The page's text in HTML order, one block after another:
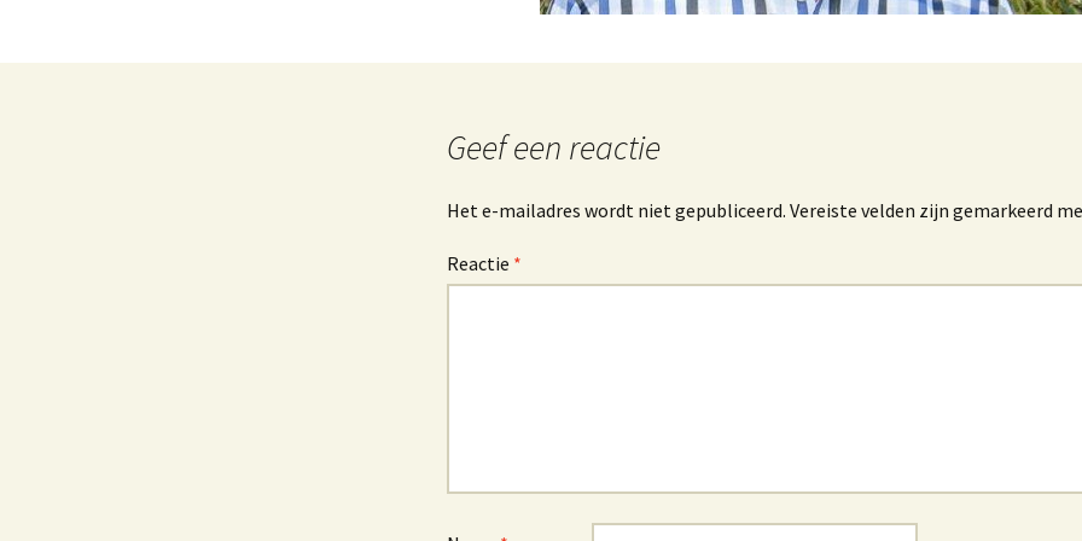
Geef een reactie
Het e-mailadres wordt niet gepubliceerd. Vereiste velden zijn gemarkeerd
Reactie *